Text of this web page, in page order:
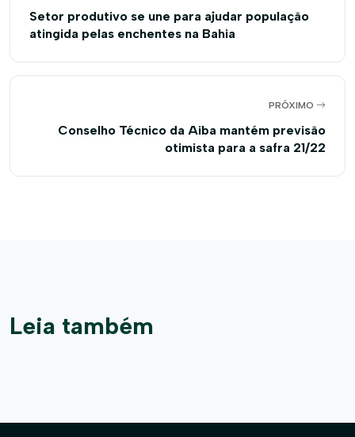
Setor produtivo se une para ajudar população
atingida pelas enchentes na Bahia
PRÓXIMO
Conselho Técnico da Aiba mantém previsão
otimista para a safra 21/22
Leia também